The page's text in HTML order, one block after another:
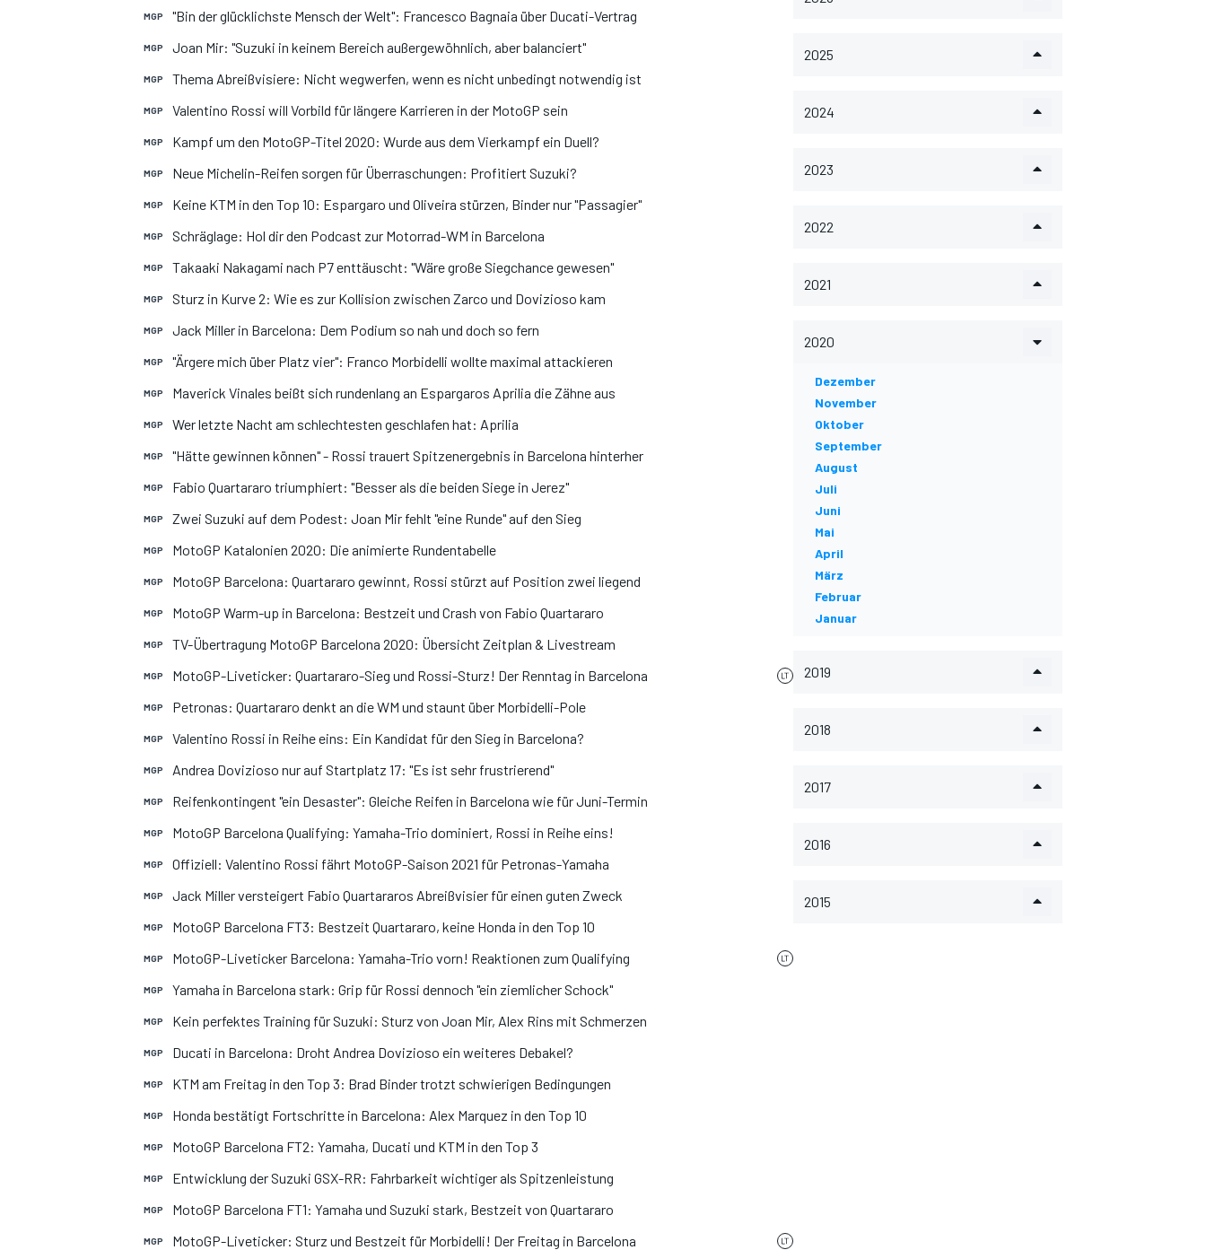
MOTOGP
DTM
MGP "Bin der glücklichste Mensch der Welt": Francesco Bagnaia über Ducati-Vertrag
MGP Joan Mir: "Suzuki in keinem Bereich außergewöhnlich, aber balanciert"
MGP Thema Abreißvisiere: Nicht wegwerfen, wenn es nicht unbedingt notwendig ist
MGP Valentino Rossi will Vorbild für längere Karrieren in der MotoGP sein
MGP Kampf um den MotoGP-Titel 2020: Wurde aus dem Vierkampf ein Duell?
MGP Neue Michelin-Reifen sorgen für Überraschungen: Profitiert Suzuki?
MGP Keine KTM in den Top 10: Espargaro und Oliveira stürzen, Binder nur "Passagier"
MGP Schräglage: Hol dir den Podcast zur Motorrad-WM in Barcelona
MGP Takaaki Nakagami nach P7 enttäuscht: "Wäre große Siegchance gewesen"
MGP Sturz in Kurve 2: Wie es zur Kollision zwischen Zarco und Dovizioso kam
MGP Jack Miller in Barcelona: Dem Podium so nah und doch so fern
MGP "Ärgere mich über Platz vier": Franco Morbidelli wollte maximal attackieren
MGP Maverick Vinales beißt sich rundenlang an Espargaros Aprilia die Zähne aus
MGP Wer letzte Nacht am schlechtesten geschlafen hat: Aprilia
MGP "Hätte gewinnen können" - Rossi trauert Spitzenergebnis in Barcelona hinterher
MGP Fabio Quartararo triumphiert: "Besser als die beiden Siege in Jerez"
MGP Zwei Suzuki auf dem Podest: Joan Mir fehlt "eine Runde" auf den Sieg
MGP MotoGP Katalonien 2020: Die animierte Rundentabelle
MGP MotoGP Barcelona: Quartararo gewinnt, Rossi stürzt auf Position zwei liegend
MGP MotoGP Warm-up in Barcelona: Bestzeit und Crash von Fabio Quartararo
MGP TV-Übertragung MotoGP Barcelona 2020: Übersicht Zeitplan & Livestream
MGP MotoGP-Liveticker: Quartararo-Sieg und Rossi-Sturz! Der Renntag in Barcelona
MGP Petronas: Quartararo denkt an die WM und staunt über Morbidelli-Pole
MGP Valentino Rossi in Reihe eins: Ein Kandidat für den Sieg in Barcelona?
MGP Andrea Dovizioso nur auf Startplatz 17: "Es ist sehr frustrierend"
MGP Reifenkontingent "ein Desaster": Gleiche Reifen in Barcelona wie für Juni-Termin
MGP MotoGP Barcelona Qualifying: Yamaha-Trio dominiert, Rossi in Reihe eins!
MGP Offiziell: Valentino Rossi fährt MotoGP-Saison 2021 für Petronas-Yamaha
MGP Jack Miller versteigert Fabio Quartararos Abreißvisier für einen guten Zweck
MGP MotoGP Barcelona FT3: Bestzeit Quartararo, keine Honda in den Top 10
MGP MotoGP-Liveticker Barcelona: Yamaha-Trio vorn! Reaktionen zum Qualifying
MGP Yamaha in Barcelona stark: Grip für Rossi dennoch "ein ziemlicher Schock"
MGP Kein perfektes Training für Suzuki: Sturz von Joan Mir, Alex Rins mit Schmerzen
MGP Ducati in Barcelona: Droht Andrea Dovizioso ein weiteres Debakel?
MGP KTM am Freitag in den Top 3: Brad Binder trotzt schwierigen Bedingungen
MGP Honda bestätigt Fortschritte in Barcelona: Alex Marquez in den Top 10
MGP MotoGP Barcelona FT2: Yamaha, Ducati und KTM in den Top 3
MGP Entwicklung der Suzuki GSX-RR: Fahrbarkeit wichtiger als Spitzenleistung
MGP MotoGP Barcelona FT1: Yamaha und Suzuki stark, Bestzeit von Quartararo
MGP MotoGP-Liveticker: Sturz und Bestzeit für Morbidelli! Der Freitag in Barcelona
2025
2024
2023
2022
2021
2020
Dezember
November
Oktober
September
August
Juli
Juni
Mai
April
März
Februar
Januar
2019
2018
2017
2016
2015